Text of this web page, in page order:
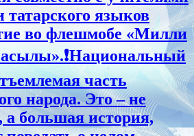
языков
во флешмобе «Милли
часть
народа. Это – не
а большая история,